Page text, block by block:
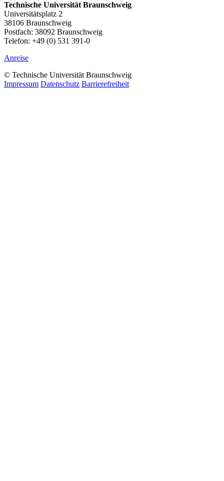
Technische Universität Braunschweig
Universitätsplatz 2
38106 Braunschweig
Postfach: 38092 Braunschweig
Telefon: +49 (0) 531 391-0
Anreise
© Technische Universität Braunschweig
Impressum Datenschutz Barrierefreiheit